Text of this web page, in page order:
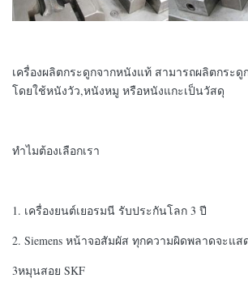
เครื่องผลิตกระดูกจากหนังแท้ สามารถผลิตกระดู
โดยใช้หนังวัว,หนังหมู หรือหนังแกะเป็นวัสดุ
ทําไมต้องเลือกเรา
1. เครื่องยนต์เยอรมนี รับประกันโลก 3 ปี
2. Siemens หน้าจอสัมผัส ทุกความผิดพลาดจะแ
3หมุนสอย SKF